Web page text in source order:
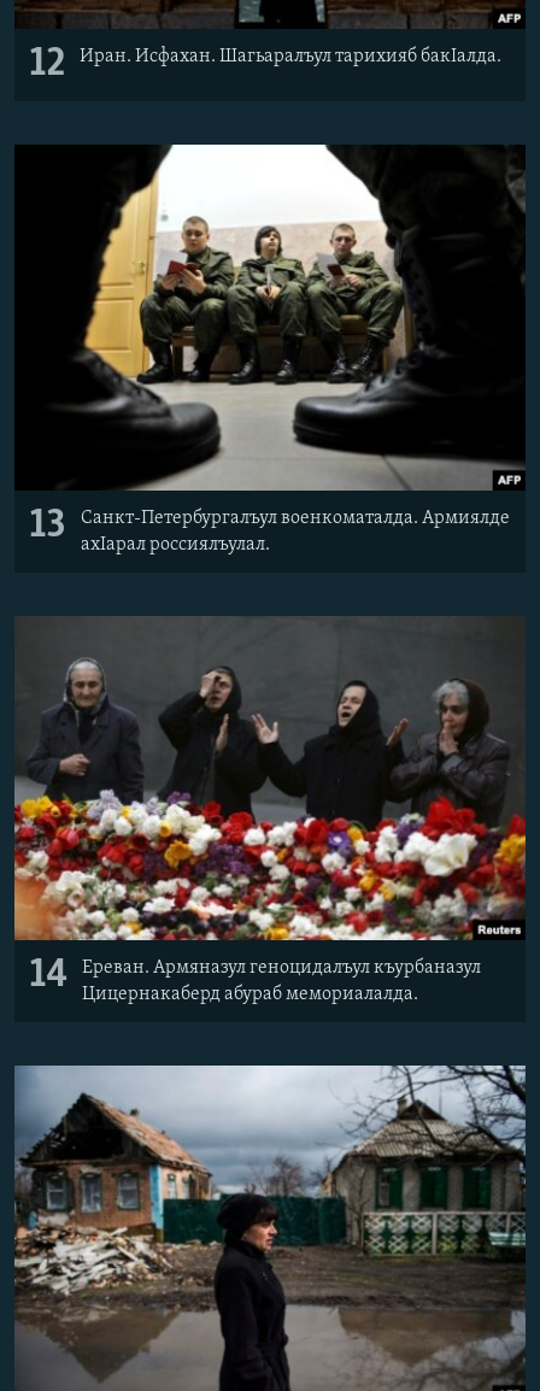
12 Иран. Исфахан. Шагьаралъул тарихияб бакIалда.
13
Санкт-Петербургалъул военкоматалда. Армиялде
ахIарал россиялъулал.
14
Ереван. Армяназул геноцидалъул къурбаназул
Цицернакаберд абураб мемориалалда.